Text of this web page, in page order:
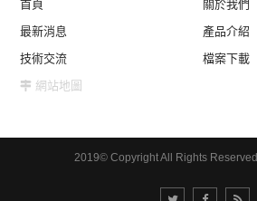
首頁
關於我們
最新消息
產品介紹
技術交流
檔案下載
網站地圖
2019© Copyright All Rights Reserved